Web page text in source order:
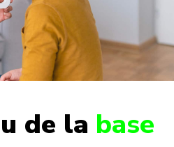
de la base